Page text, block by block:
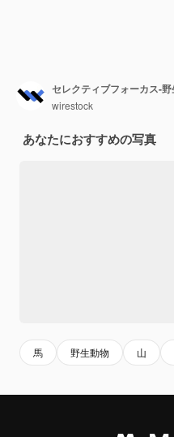
wirestock
あなたにおすすめの写真
馬 野生動物 山